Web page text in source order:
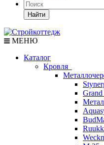
Найти
МЕНЮ
Каталог
Кровля